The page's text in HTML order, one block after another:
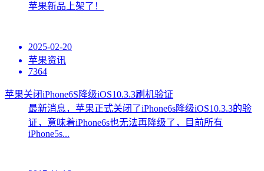
苹果新品上架了！
2025-02-20
苹果资讯
7364
苹果关闭iPhone6S降级iOS10.3.3刷机验证
最新消息，苹果正式关闭了iPhone6s降级iOS10.3.3的验
证，意味着iPhone6s也无法再降级了，目前所有
iPhone5s...